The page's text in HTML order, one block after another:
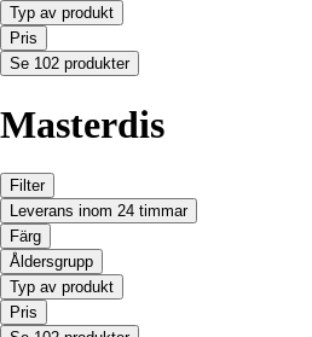
Typ av produkt
Pris
Se 102 produkter
Masterdis
Filter
Leverans inom 24 timmar
Färg
Åldersgrupp
Typ av produkt
Pris